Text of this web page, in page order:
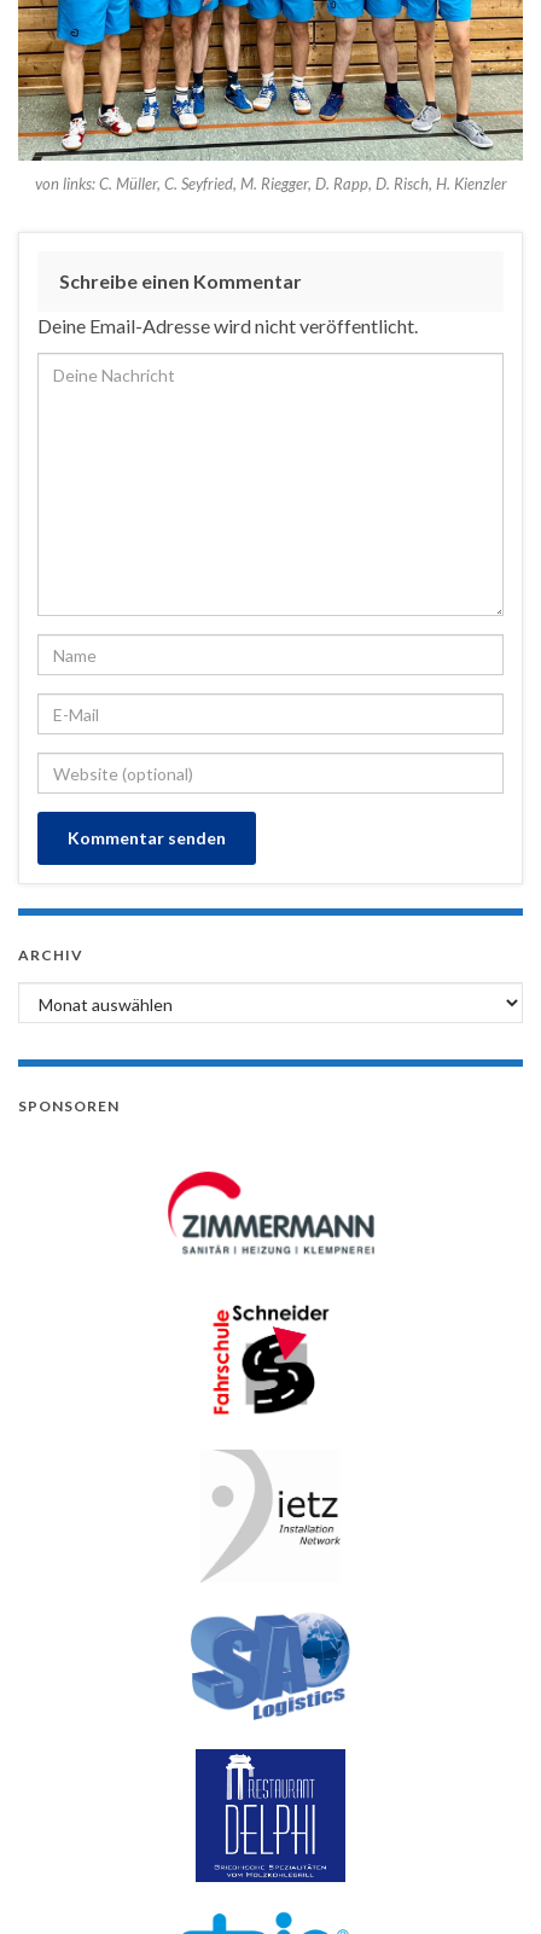
von links: C. Müller, C. Seyfried, M. Riegger, D. Rapp, D. Risch, H. Kienzler
Schreibe einen Kommentar
Deine Email-Adresse wird nicht veröffentlicht.
ARCHIV
Archiv
SPONSOREN